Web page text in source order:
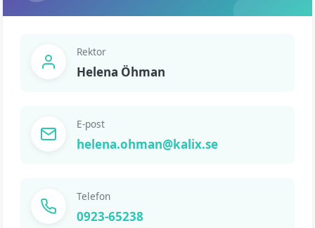
Rektor
Helena Öhman
E-post
helena.ohman@kalix.se
Telefon
0923-65238